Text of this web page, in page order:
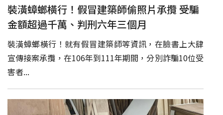
裝潢蟑螂橫行！假冒建築師偷照片承攬 受騙
金額超過千萬、判刑六年三個月
裝潢蟑螂橫行！就有假冒建築師等資訊，在臉書上大肆
宣傳接案承攬，在106年到111年期間，分別詐騙10位受
害者...